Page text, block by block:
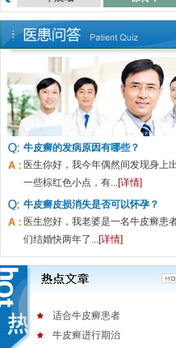
牛皮癣的发病原因有哪些？
医生你好，我今年偶然间发现身上
一些棕红色小点，有...[详情]
牛皮癣皮损消失是否可以怀孕？
医生您好，我老婆是一名牛皮癣患
们结婚快两年了...[详情]
适合牛皮癣患者
牛皮癣进行期治